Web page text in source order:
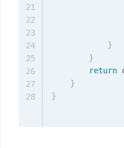
}
}
return
}
}
21
22
23
24
25
26
27
28